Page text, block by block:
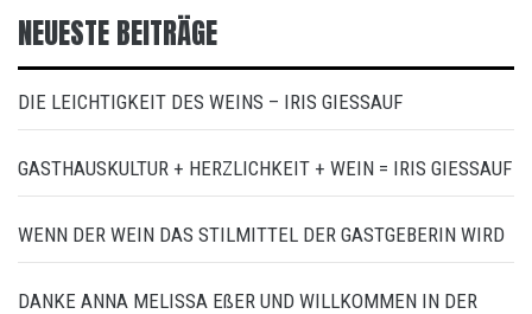
NEUESTE BEITRÄGE
DIE LEICHTIGKEIT DES WEINS – IRIS GIESSAUF
GASTHAUSKULTUR + HERZLICHKEIT + WEIN = IRIS GIESSAUF
WENN DER WEIN DAS STILMITTEL DER GASTGEBERIN WIRD
DANKE ANNA MELISSA EßER UND WILLKOMMEN IN DER